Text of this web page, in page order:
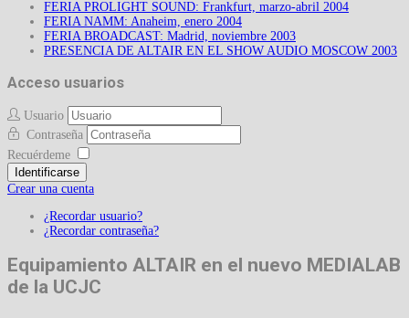
FERIA PROLIGHT SOUND: Frankfurt, marzo-abril 2004
FERIA NAMM: Anaheim, enero 2004
FERIA BROADCAST: Madrid, noviembre 2003
PRESENCIA DE ALTAIR EN EL SHOW AUDIO MOSCOW 2003
Acceso usuarios
Usuario
Contraseña
Recuérdeme
Identificarse
Crear una cuenta
¿Recordar usuario?
¿Recordar contraseña?
Equipamiento ALTAIR en el nuevo MEDIALAB
de la UCJC